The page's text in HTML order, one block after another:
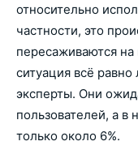
относительно
частности, это
пересаживаются
ситуация всё
эксперты. Они
пользователей, а в
только около 6%.